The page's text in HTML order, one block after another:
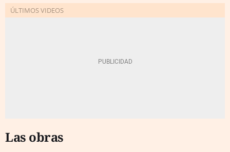
Las obras